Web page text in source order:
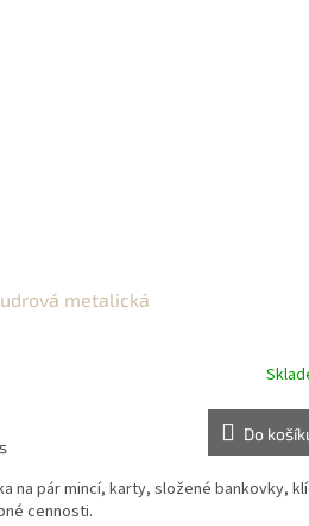
metalická
Do
na pár mincí, karty, složené bankovky,
cennosti.